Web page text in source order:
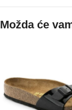
Možda će